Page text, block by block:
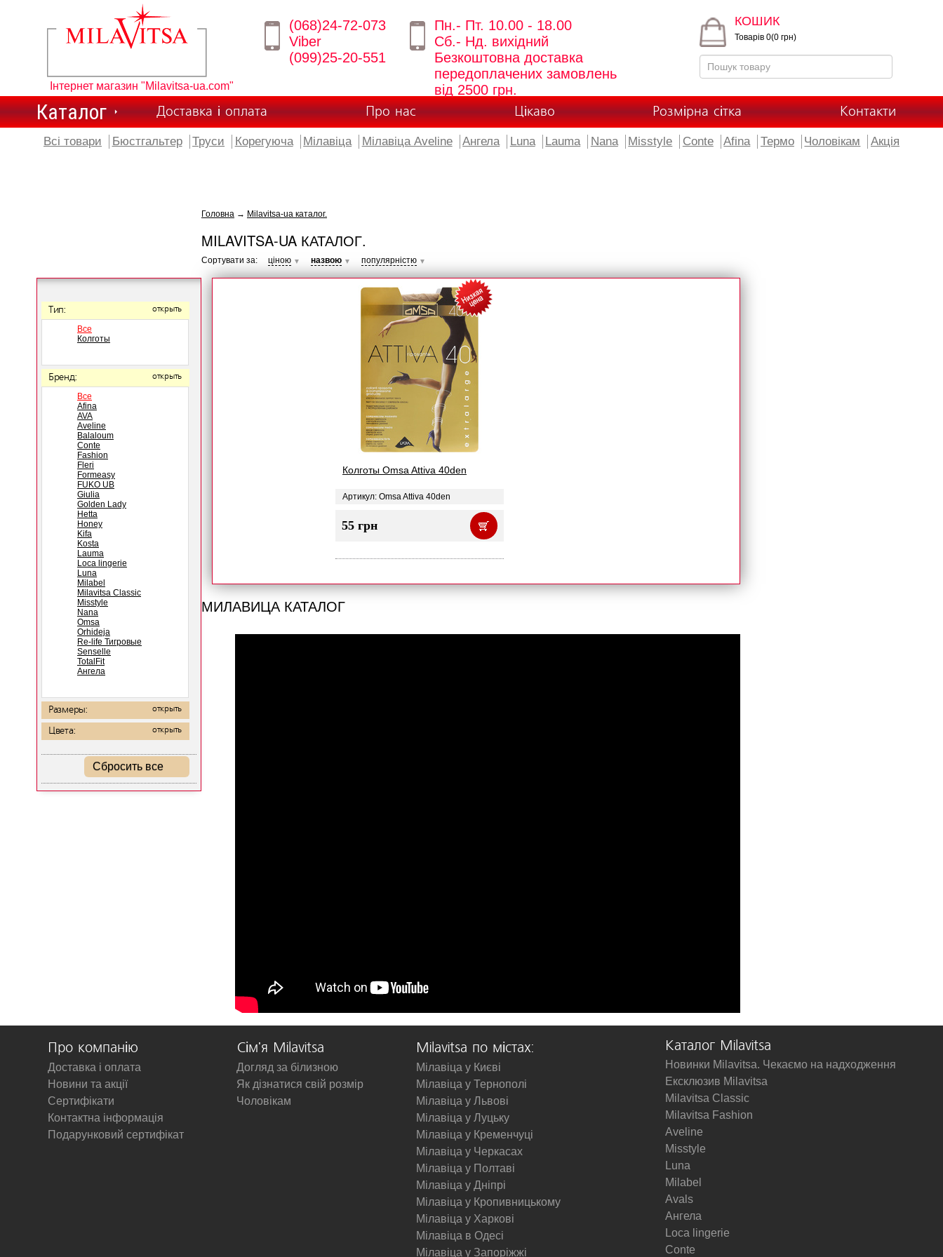
Інтернет магазин "Milavitsa-ua.com"
(068)24-72-073
Viber
(099)25-20-551
Пн.- Пт. 10.00 - 18.00
Сб.- Нд. вихідний
Безкоштовна доставка
передоплачених замовлень
від 2500 грн.
КОШИК
Товарів 0(0 грн)
Каталог Доставка і оплата Про нас Цікаво Розмірна сітка Контакти
Всі товари Бюстгальтер Труси Корегуюча Мілавіца Мілавіца Aveline Ангела Luna Lauma Nana Misstyle Conte Afina Термо Чоловікам Акція
Тип: открыть
Все
Колготы
Бренд: открыть
Все
Afina
AVA
Aveline
Balaloum
Conte
Fashion
Fleri
Formeasy
FUKO UB
Giulia
Golden Lady
Hetta
Honey
Kifa
Kosta
Lauma
Loca lingerie
Luna
Milabel
Milavitsa Classic
Misstyle
Nana
Omsa
Orhideja
Re-life Тигровые
Senselle
TotalFit
Ангела
Размеры: открыть
Цвета: открыть
Сбросить все
Головна → Milavitsa-ua каталог.
MILAVITSA-UA КАТАЛОГ.
Сортувати за: ціною ▼ назвою ▼ популярністю ▼
Колготы Omsa Attiva 40den
Артикул: Omsa Attiva 40den
55 грн
МИЛАВИЦА КАТАЛОГ
Про компанію
Доставка і оплата
Новини та акції
Сертифікати
Контактна інформація
Подарунковий сертифікат
Сім'я Milavitsa
Догляд за білизною
Як дізнатися свій розмір
Чоловікам
Milavitsa по містах:
Мілавіца у Києві
Мілавіца у Тернополі
Мілавіца у Львові
Мілавіца у Луцьку
Мілавіца у Кременчуці
Мілавіца у Черкасах
Мілавіца у Полтаві
Мілавіца у Дніпрі
Мілавіца у Кропивницькому
Мілавіца у Харкові
Мілавіца в Одесі
Мілавіца у Запоріжжі
Каталог Milavitsa
Новинки Milavitsa. Чекаємо на надходження
Ексклюзив Milavitsa
Milavitsa Classic
Milavitsa Fashion
Aveline
Misstyle
Luna
Milabel
Avals
Ангела
Loca lingerie
Conte